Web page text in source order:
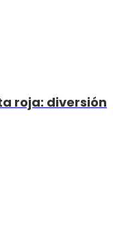
roja: diversión